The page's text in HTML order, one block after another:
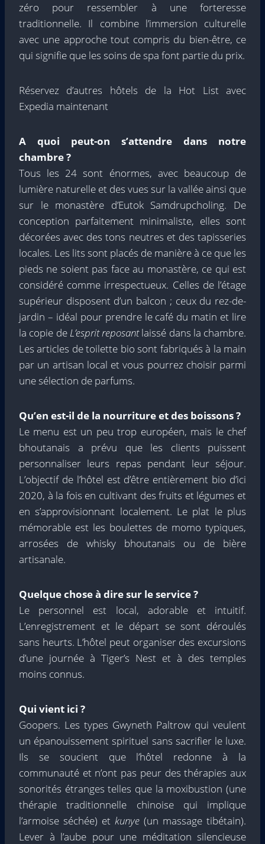
zéro pour ressembler à une forteresse
traditionnelle. Il combine l’immersion culturelle
avec une approche tout compris du bien-être, ce
qui signifie que les soins de spa font partie du prix.
Réservez d’autres hôtels de la Hot List avec
Expedia maintenant
A quoi peut-on s’attendre dans notre
chambre ?
Tous les 24 sont énormes, avec beaucoup de
lumière naturelle et des vues sur la vallée ainsi que
sur le monastère d’Eutok Samdrupcholing. De
conception parfaitement minimaliste, elles sont
décorées avec des tons neutres et des tapisseries
locales. Les lits sont placés de manière à ce que les
pieds ne soient pas face au monastère, ce qui est
considéré comme irrespectueux. Celles de l’étage
supérieur disposent d’un balcon ; ceux du rez-de-
jardin – idéal pour prendre le café du matin et lire
la copie de L’esprit reposantlaissé dans la chambre.
Les articles de toilette bio sont fabriqués à la main
par un artisan local et vous pourrez choisir parmi
une sélection de parfums.
Qu’en est-il de la nourriture et des boissons ?
Le menu est un peu trop européen, mais le chef
bhoutanais a prévu que les clients puissent
personnaliser leurs repas pendant leur séjour.
L’objectif de l’hôtel est d’être entièrement bio d’ici
2020, à la fois en cultivant des fruits et légumes et
en s’approvisionnant localement. Le plat le plus
mémorable est les boulettes de momo typiques,
arrosées de whisky bhoutanais ou de bière
artisanale.
Quelque chose à dire sur le service ?
Le personnel est local, adorable et intuitif.
L’enregistrement et le départ se sont déroulés
sans heurts. L’hôtel peut organiser des excursions
d’une journée à Tiger’s Nest et à des temples
moins connus.
Qui vient ici ?
Goopers. Les types Gwyneth Paltrow qui veulent
un épanouissement spirituel sans sacrifier le luxe.
Ils se soucient que l’hôtel redonne à la
communauté et n’ont pas peur des thérapies aux
sonorités étranges telles que la moxibustion (une
thérapie traditionnelle chinoise qui implique
l’armoise séchée) et kunye (un massage tibétain).
Lever à l’aube pour une méditation silencieuse